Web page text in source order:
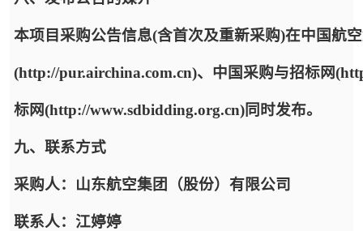
本项目采购公告信息(含首次及重新采购)在中国航
(http://pur.airchina.com.cn)、中国采购与招标网
标网(http://www.sdbidding.org.cn)同时发布。
九、联系方式
采购人：山东航空集团（股份）有限公司
联系人：江婷婷